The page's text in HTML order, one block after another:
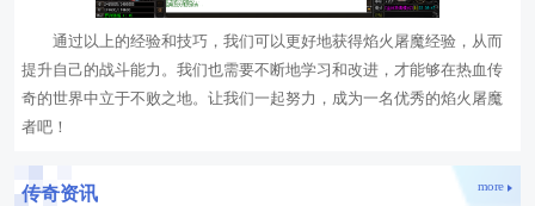
通过以上的经验和技巧，我们可以更好地获得焰火屠魔经验，从而
提升自己的战斗能力。我们也需要不断地学习和改进，才能够在热血传
奇的世界中立于不败之地。让我们一起努力，成为一名优秀的焰火屠魔
者吧！
传奇资讯 more